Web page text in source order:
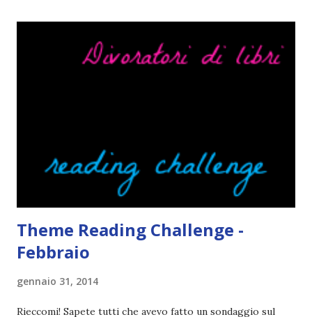
per sbaglio si piega un angolo o qualcuno lo evidenziasse
problema. Non leggo sempre la trama o, meglio, lo faccio
solo in parte per godermi di più il lib...
Theme Reading Challenge -
Febbraio
gennaio 31, 2014
Rieccomi! Sapete tutti che avevo fatto un sondaggio sul